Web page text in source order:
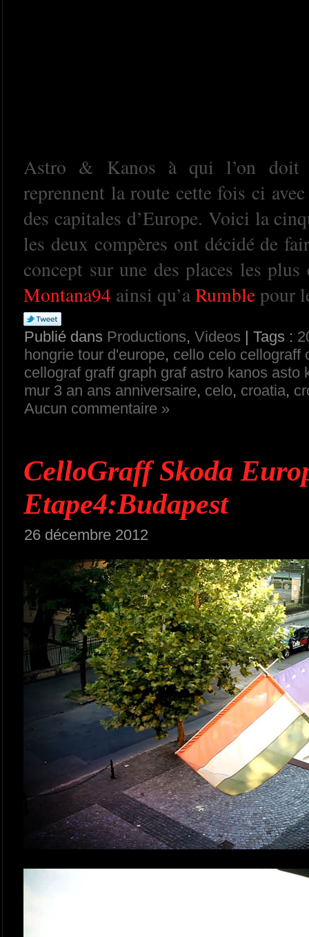
Astro & Kanos à qui l’on doit
reprennent la route cette fois ci
des capitales d’Europe. Voici la
les deux compères ont décidé de
concept sur une des places les
Montana94 ainsi qu’aRumblepour
Publié dans Productions, Videos | Tags :
hongrie tour d'europe, cello celo cellograff
cellograf graff graph graf astro kanos
mur 3 an ans anniversaire, celo, croatia,
Aucun commentaire »
CelloGraff Skoda
Etape4:Budapest
26 décembre 2012